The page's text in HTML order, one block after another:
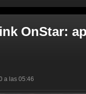
OnStar:
a las 05:46